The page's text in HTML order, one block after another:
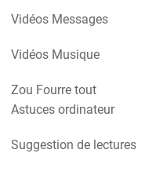
Vidéos Messages
Vidéos Musique
Zou Fourre tout
Astuces ordinateur
Suggestion de lectures